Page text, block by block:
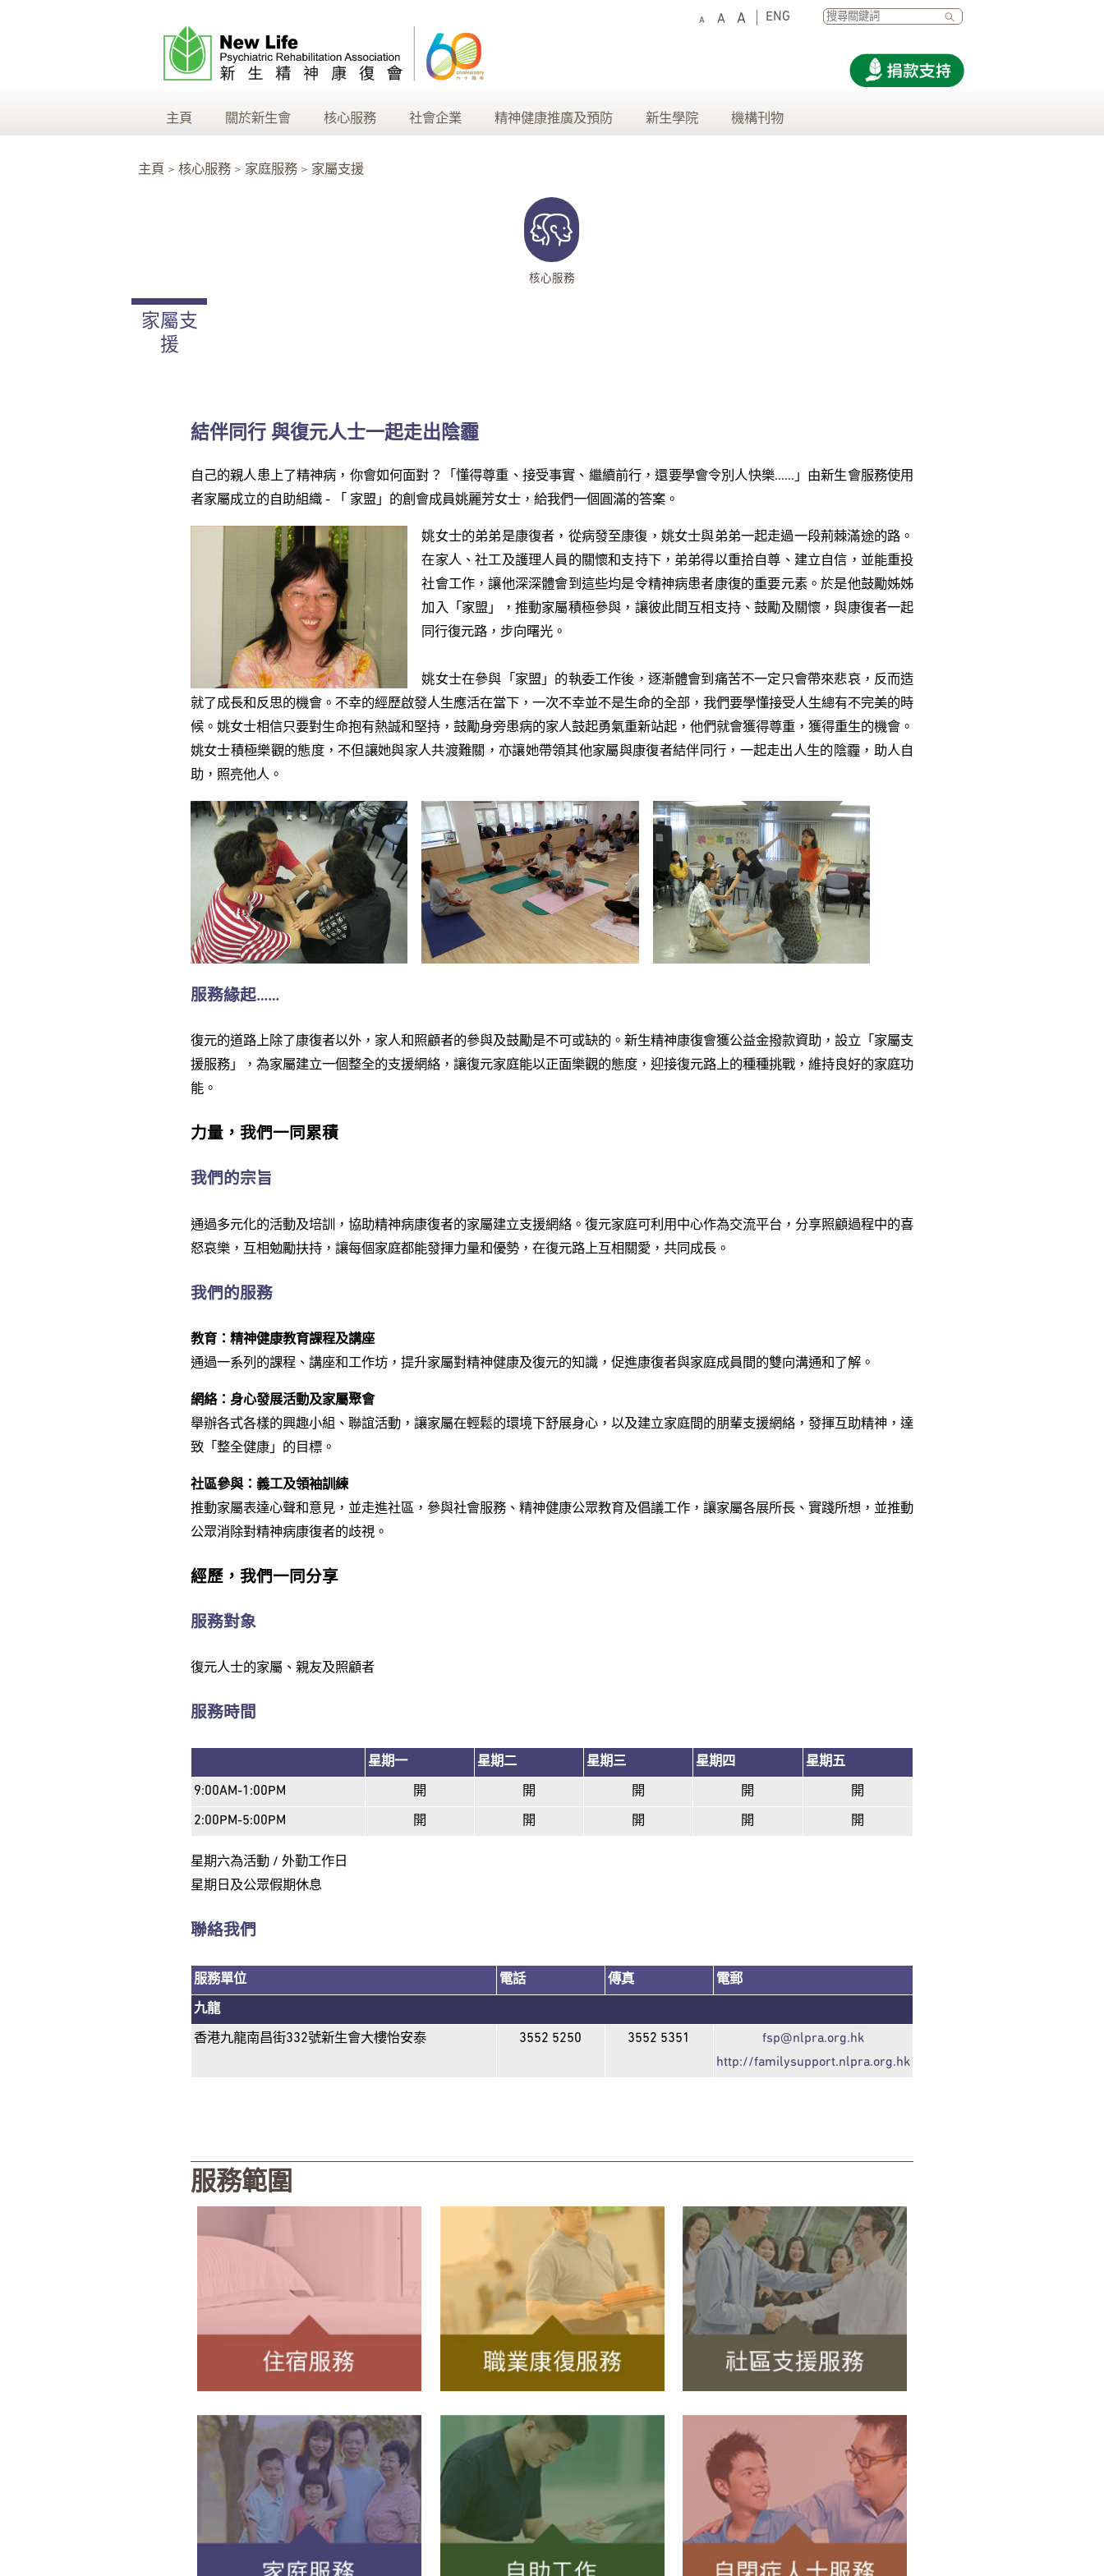
A A A ENG
主頁 關於新生會 核心服務 社會企業 精神健康推廣及預防 新生學院 機構刊物
主頁 > 核心服務 > 家庭服務 > 家屬支援
核心服務
家屬支
援
結伴同行 與復元人士一起走出陰霾
自己的親人患上了精神病，你會如何面對？「懂得尊重、接受事實、繼續前行，還要學會令別人快樂......」由新生會服務使用
者家屬成立的自助組織 - 「 家盟」的創會成員姚麗芳女士，給我們一個圓滿的答案。
姚女士的弟弟是康復者，從病發至康復，姚女士與弟弟一起走過一段荊棘滿途的路。
在家人、社工及護理人員的關懷和支持下，弟弟得以重拾自尊、建立自信，並能重投
社會工作，讓他深深體會到這些均是令精神病患者康復的重要元素。於是他鼓勵姊姊
加入「家盟」，推動家屬積極參與，讓彼此間互相支持、鼓勵及關懷，與康復者一起
同行復元路，步向曙光。
姚女士在參與「家盟」的執委工作後，逐漸體會到痛苦不一定只會帶來悲哀，反而造
就了成長和反思的機會。不幸的經歷啟發人生應活在當下，一次不幸並不是生命的全部，我們要學懂接受人生總有不完美的時
候。姚女士相信只要對生命抱有熱誠和堅持，鼓勵身旁患病的家人鼓起勇氣重新站起，他們就會獲得尊重，獲得重生的機會。
姚女士積極樂觀的態度，不但讓她與家人共渡難關，亦讓她帶領其他家屬與康復者結伴同行，一起走出人生的陰霾，助人自
助，照亮他人。
服務緣起……
復元的道路上除了康復者以外，家人和照顧者的參與及鼓勵是不可或缺的。新生精神康復會獲公益金撥款資助，設立「家屬支
援服務」，為家屬建立一個整全的支援網絡，讓復元家庭能以正面樂觀的態度，迎接復元路上的種種挑戰，維持良好的家庭功
能。
力量，我們一同累積
我們的宗旨
通過多元化的活動及培訓，協助精神病康復者的家屬建立支援網絡。復元家庭可利用中心作為交流平台，分享照顧過程中的喜
怒哀樂，互相勉勵扶持，讓每個家庭都能發揮力量和優勢，在復元路上互相關愛，共同成長。
我們的服務
教育：精神健康教育課程及講座
通過一系列的課程、講座和工作坊，提升家屬對精神健康及復元的知識，促進康復者與家庭成員間的雙向溝通和了解。
網絡：身心發展活動及家屬聚會
舉辦各式各樣的興趣小組、聯誼活動，讓家屬在輕鬆的環境下舒展身心，以及建立家庭間的朋輩支援網絡，發揮互助精神，達
致「整全健康」的目標。
社區參與：義工及領袖訓練
推動家屬表達心聲和意見，並走進社區，參與社會服務、精神健康公眾教育及倡議工作，讓家屬各展所長、實踐所想，並推動
公眾消除對精神病康復者的歧視。
經歷，我們一同分享
服務對象
復元人士的家屬、親友及照顧者
服務時間
星期一 星期二 星期三 星期四 星期五
9:00AM-1:00PM 開 開 開 開 開
2:00PM-5:00PM 開 開 開 開 開
星期六為活動 / 外勤工作日
星期日及公眾假期休息
聯絡我們
服務單位 電話 傳真 電郵
九龍
香港九龍南昌街332號新生會大樓怡安泰 3552 5250 3552 5351
fsp@nlpra.org.hk
http://familysupport.nlpra.org.hk
服務範圍